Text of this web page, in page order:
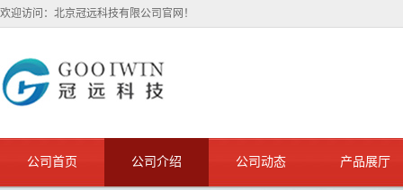
欢迎访问：北京冠远科技有限公司官网！
公司首页 公司介绍 公司动态 产品展厅